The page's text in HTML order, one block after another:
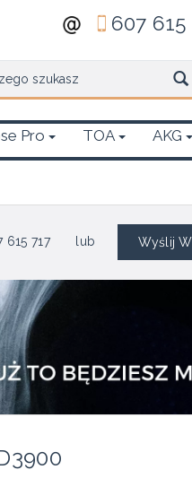
607 615
Pro TOA AKG
615 717 lub Wyślij